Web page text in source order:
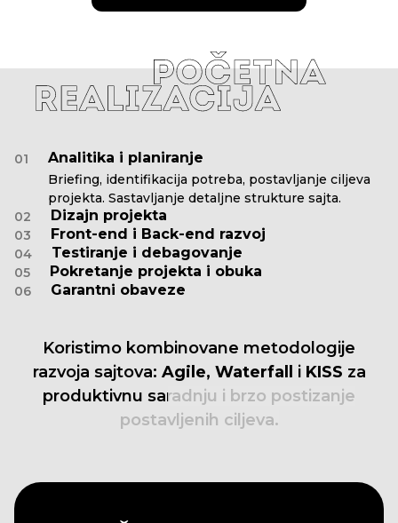
01 Analitika i planiranje
Briefing, identifikacija potreba, postavljanje ciljeva
projekta. Sastavljanje detaljne strukture sajta.
02
Dizajn projekta
03 Front-end i Back-end razvoj
04 Testiranje i debagovanje
05 Pokretanje projekta i obuka
06 Garantni obaveze
Koristimo kombinovane metodologije
razvoja sajtova: Agile, Waterfall i KISS za
produktivnu saradnju i brzo postizanje
postavljenih ciljeva.